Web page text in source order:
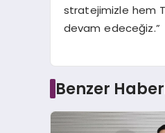
stratejimizle hem
devam edeceğiz.”
Benzer